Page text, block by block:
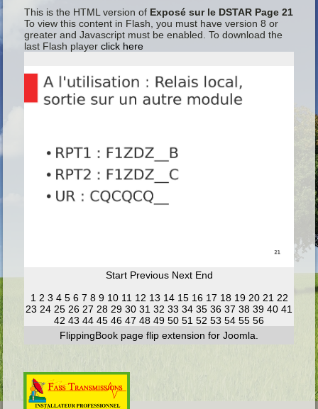
This is the HTML version of Exposé sur le DSTAR Page 21
To view this content in Flash, you must have version 8 or
greater and Javascript must be enabled. To download the
last Flash playerclick here
Start Previous Next End
1 2 3 4 5 6 7 8 9 10 11 12 13 14 15 16 17 18 19 20 21 22
23 24 25 26 27 28 29 30 31 32 33 34 35 36 37 38 39 40 41
42 43 44 45 46 47 48 49 50 51 52 53 54 55 56
FlippingBook page flip extension for Joomla.